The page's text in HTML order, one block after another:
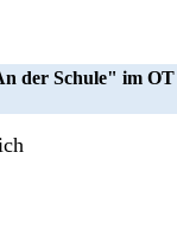
der Schule" im OT